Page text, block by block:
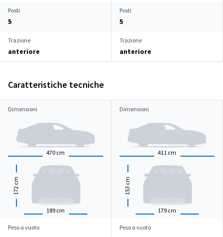
Posti
5
Posti
5
Trazione
anteriore
Trazione
anteriore
Caratteristiche tecniche
Dimensioni
470 cm
189 cm
172
cm
Dimensioni
411 cm
179 cm
153
cm
Peso a vuoto Peso a vuoto